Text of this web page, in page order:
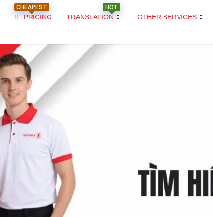
CHEAPEST
PRICING
HOT
TRANSLATION OTHER SERVICES